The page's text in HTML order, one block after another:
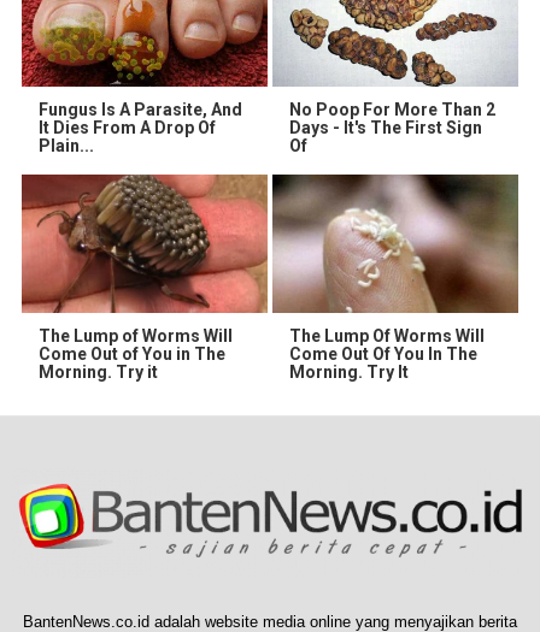
Fungus Is A Parasite, And
It Dies From A Drop Of
Plain...
No Poop For More Than 2
Days - It's The First Sign
Of
The Lump of Worms Will
Come Out of You in The
Morning. Try it
The Lump Of Worms Will
Come Out Of You In The
Morning. Try It
BantenNews.co.id adalah website media online yang menyajikan berita